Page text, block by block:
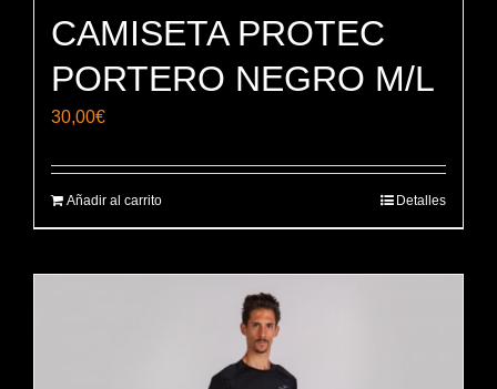
CAMISETA PROTEC
PORTERO NEGRO M/L
30,00€
Añadir al carrito Detalles